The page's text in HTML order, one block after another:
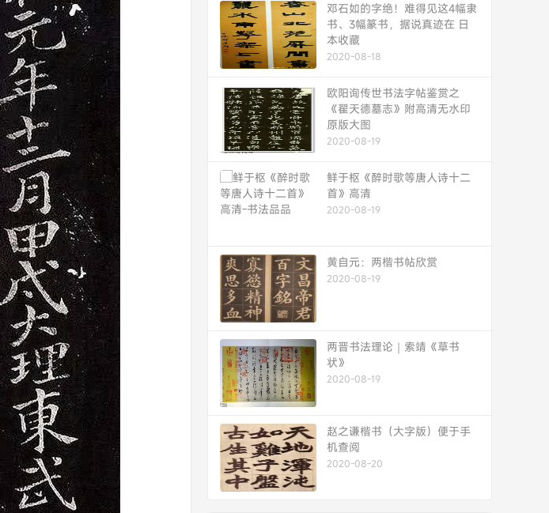
邓石如的字绝！难得见这4幅隶
书、3幅篆书，据说真迹在 日
本收藏
2020-08-18
欧阳询传世书法字帖鉴赏之
《翟天德墓志》附高清无水印
原版大图
2020-08-19
鲜于枢《醉时歌等唐人诗十二
首》高清
2020-08-19
黄自元：两楷书帖欣赏
2020-08-19
两晋书法理论｜索靖《草书
状》
2020-08-19
赵之谦楷书（大字版）便于手
机查阅
2020-08-20